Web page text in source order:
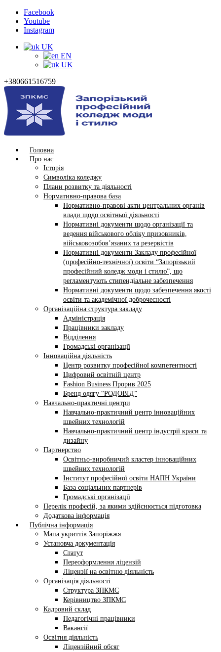
Facebook
Youtube
Instagram
UK
EN
UK
+380661516759
Головна
Про нас
Історія
Символіка коледжу
Плани розвитку та діяльності
Нормативно-правова база
Нормативно-правові акти центральних органів
влади щодо освітньої діяльності
Нормативні документи щодо організації та
ведення військового обліку призовників,
військовозобов’язаних та резервістів
Нормативні документи Закладу професійної
(професійно-технічної) освіти “Запорізький
професійний коледж моди і стилю”, що
регламентують стипендіальне забезпечення
Нормативні документи щодо забезпечення якості
освіти та академічної доброчесності
Організаційна структура закладу
Адміністрація
Працівники закладу
Відділення
Громадські організації
Інноваційна діяльність
Центр розвитку професійної компетентності
Цифровий освітній центр
Fashion Business Прорив 2025
Бренд одягу “РОДОВІД”
Навчально-практичні центри
Навчально-практичний центр інноваційних
швейних технологій
Навчально-практичний центр індустрії краси та
дизайну
Партнерство
Освітньо-виробничий кластер інноваційних
швейних технологій
Інститут професійної освіти НАПН України
База соціальних партнерів
Громадські організації
Перелік професій, за якими здійснюється підготовка
Додаткова інформація
Публічна інформація
Мапа укриттів Запоріжжя
Установча документація
Статут
Переоформлення ліцензій
Ліцензії на освітню діяльність
Організація діяльності
Структура ЗПКМС
Керівництво ЗПКМС
Кадровий склад
Педагогічні працівники
Вакансії
Освітня діяльність
Ліцензійний обсяг